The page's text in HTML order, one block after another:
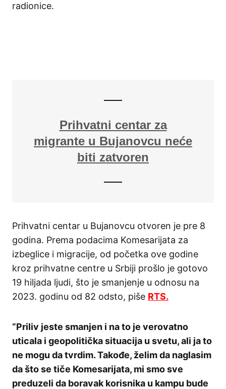
radionice.
Prihvatni centar za
migrante u Bujanovcu neće
biti zatvoren
Prihvatni centar u Bujanovcu otvoren je pre 8
godina. Prema podacima Komesarijata za
izbeglice i migracije, od početka ove godine
kroz prihvatne centre u Srbiji prošlo je gotovo
19 hiljada ljudi, što je smanjenje u odnosu na
2023. godinu od 82 odsto, piše RTS.
“Priliv jeste smanjen i na to je verovatno
uticala i geopolitička situacija u svetu, ali ja to
ne mogu da tvrdim.Takođe, želim da naglasim
da što se tiče Komesarijata, mi smo sve
preduzeli da boravak korisnika u kampu bude